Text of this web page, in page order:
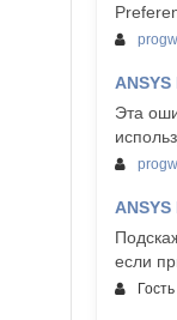
Эта
если